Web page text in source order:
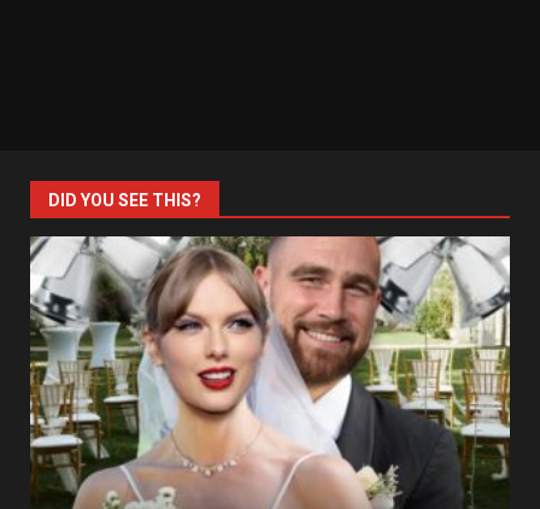
DID YOU SEE THIS?